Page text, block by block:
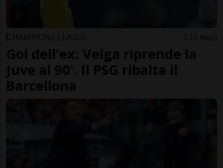
CHAMPIONS LEAGUE 10 mesi
Gol dell'ex: Veiga riprende la
Juve al 90'. Il PSG ribalta il
Barcellona